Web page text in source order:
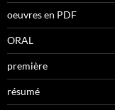
oeuvres en PDF
ORAL
première
résumé